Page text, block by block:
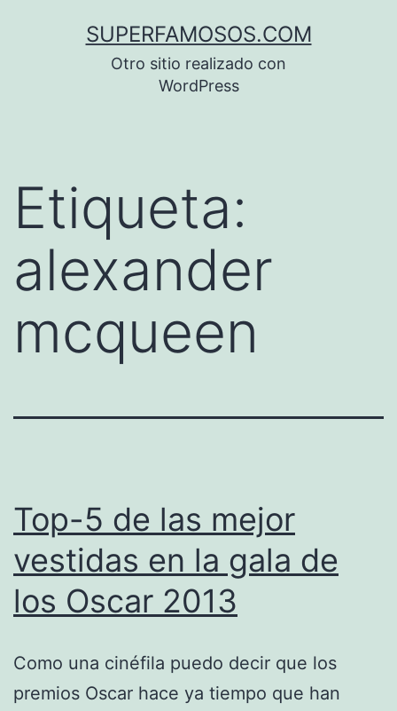
SUPERFAMOSOS.COM
Otro sitio realizado con
WordPress
Etiqueta:
alexander
mcqueen
Top-5 de las mejor
vestidas en la gala de
los Oscar 2013
Como una cinéfila puedo decir que los
premios Oscar hace ya tiempo que han